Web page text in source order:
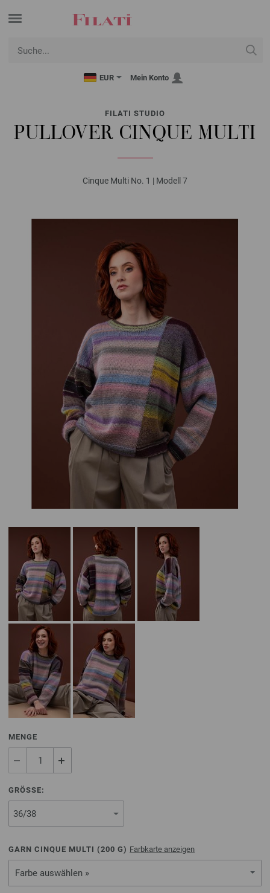
EUR Mein Konto
FILATI STUDIO
PULLOVER CINQUE MULTI
Cinque Multi No. 1 | Modell 7
MENGE
GRÖSSE:
GARN CINQUE MULTI (200 G) Farbkarte anzeigen
Farbe auswählen »